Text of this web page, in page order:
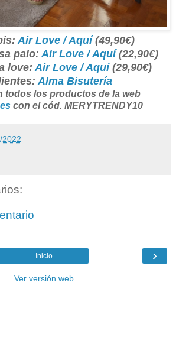
Air Love / Aquí(49,90€)
palo: Air Love / Aquí(22,90€)
love: Air Love / Aquí(29,90€)
Alma Bisutería
todos los productos de la web
con el cód. MERYTRENDY10
2022
›
Inicio
Ver versión web